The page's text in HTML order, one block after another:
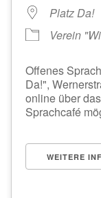
Platz Da!
Verein
Offenes
Da!",
online über
Sprachcafé
WEITERE